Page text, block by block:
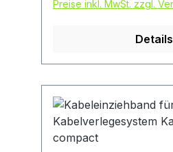
Preise inkl. MwSt. zzgl.
Details